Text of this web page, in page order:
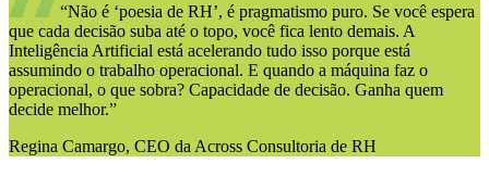
“Não é ‘poesia de RH’, é pragmatismo puro. Se você espera
que cada decisão suba até o topo, você fica lento demais. A
Inteligência Artificial está acelerando tudo isso porque está
assumindo o trabalho operacional. E quando a máquina faz o
operacional, o que sobra? Capacidade de decisão. Ganha quem
decide melhor.”
Regina Camargo, CEO da Across Consultoria de RH